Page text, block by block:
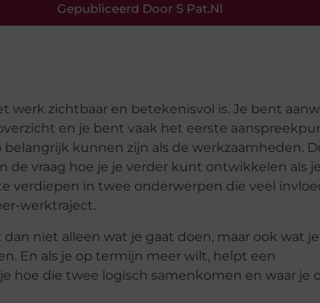
Gepubliceerd Door S Pat.nl
zichtbaar en betekenisvol is. Je bent
en je bent vaak het eerste
kunnen zijn als de werkzaamheden.
de vraag hoe je je verder kunt ontwikkelen als je
verdiepen in twee onderwerpen die veel
werktraject.
niet alleen wat je gaat doen, maar ook wat je
En als je op termijn meer wilt, helpt een
hoe die twee logisch samenkomen en waar je